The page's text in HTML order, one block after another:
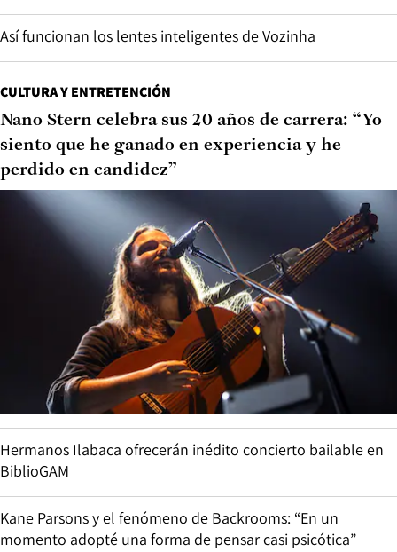
Así funcionan los lentes inteligentes de Vozinha
CULTURA Y ENTRETENCIÓN
Nano Stern celebra sus 20 años de carrera: “Yo
siento que he ganado en experiencia y he
perdido en candidez”
Hermanos Ilabaca ofrecerán inédito concierto bailable en
BiblioGAM
Kane Parsons y el fenómeno de Backrooms: “En un
momento adopté una forma de pensar casi psicótica”